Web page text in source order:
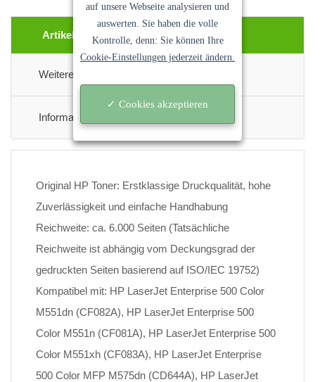
Artikel Beschreibung
Weitere Informationen
Informationen Zur Produktsicherheit
Original HP Toner: Erstklassige Druckqualität, hohe
Zuverlässigkeit und einfache Handhabung
Reichweite: ca. 6.000 Seiten (Tatsächliche
Reichweite ist abhängig vom Deckungsgrad der
gedruckten Seiten basierend auf ISO/IEC 19752)
Kompatibel mit: HP LaserJet Enterprise 500 Color
M551dn (CF082A), HP LaserJet Enterprise 500
Color M551n (CF081A), HP LaserJet Enterprise 500
Color M551xh (CF083A), HP LaserJet Enterprise
500 Color MFP M575dn (CD644A), HP LaserJet
auf unsere Webseite analysieren und
auswerten. Sie haben die volle
Kontrolle, denn: Sie können Ihre
Cookie-Einstellungen jederzeit ändern.
✓ Cookies akzeptieren